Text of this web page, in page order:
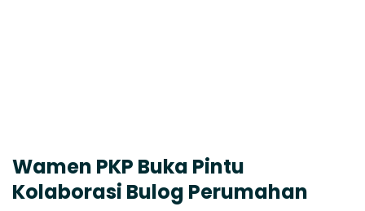
Wamen PKP Buka Pintu
Kolaborasi Bulog Perumahan